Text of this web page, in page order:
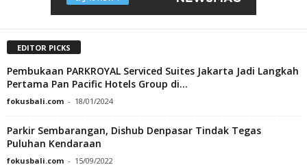
EDITOR PICKS
Pembukaan PARKROYAL Serviced Suites Jakarta Jadi Langkah
Pertama Pan Pacific Hotels Group di...
fokusbali.com - 18/01/2024
Parkir Sembarangan, Dishub Denpasar Tindak Tegas
Puluhan Kendaraan
fokusbali.com - 15/09/2022